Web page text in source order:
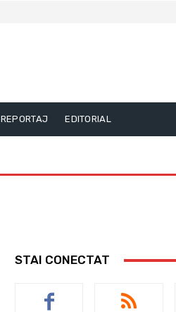
REPORTAJ EDITORIAL
STAI CONECTAT